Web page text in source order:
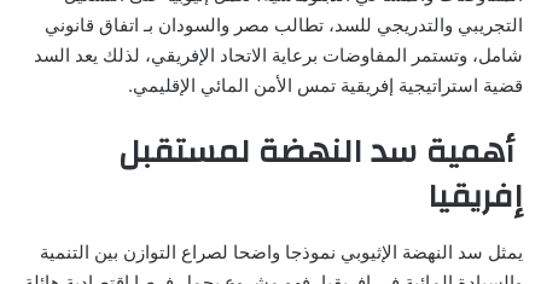
التجريبي والتدريجي للسد، تطالب مصر والسودان بـ اتفاق قانوني
شامل، وتستمر المفاوضات برعاية الاتحاد الإفريقي، لذلك يعد السد
قضية استراتيجية إفريقية تمس الأمن المائي الإقليمي.
أهمية سد النهضة لمستقبل
إفريقيا
يمثل سد النهضة الإثيوبي نموذجا واضحا لصراع التوازن بين التنمية